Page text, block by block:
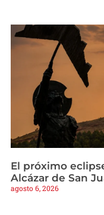
El próximo
Alcázar de San
agosto 6, 2026